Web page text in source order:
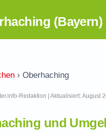
(Bayern)
› Oberhaching
Redaktion | Aktualisiert: August
und